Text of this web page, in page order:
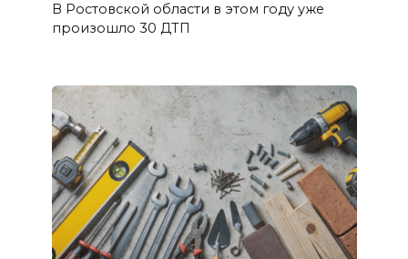
В Ростовской области в этом году уже
произошло 30 ДТП